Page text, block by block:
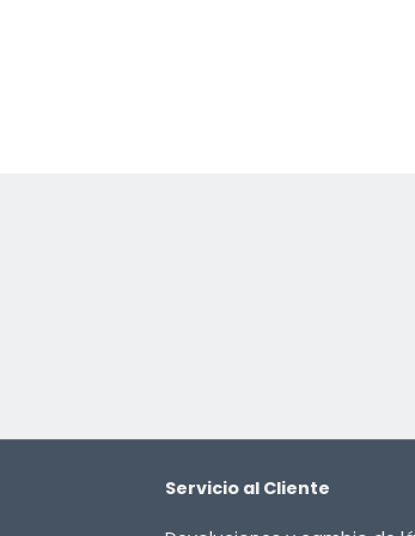
Servicio al Cliente